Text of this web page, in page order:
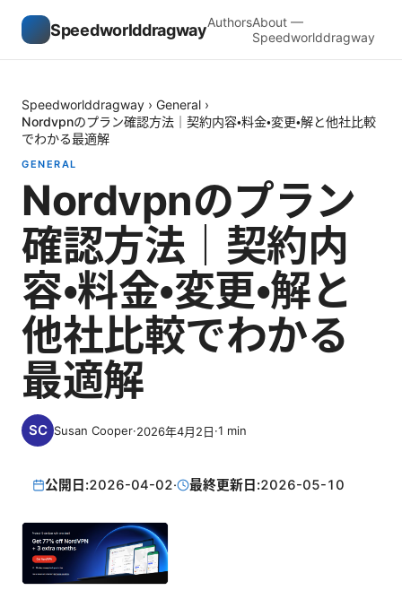
SpeedworlddragwayAuthorsAbout —
Speedworlddragway
Speedworlddragway › General ›
Nordvpnのプラン確認方法｜契約内容・料金・変更・解と他社比較
でわかる最適解
GENERAL
Nordvpnのプラン
確認方法｜契約内
容・料金・変更・解と
他社比較でわかる
最適解
Susan Cooper·2026年4月2日·1 min
公開日:2026-04-02· 最終更新日:2026-05-10